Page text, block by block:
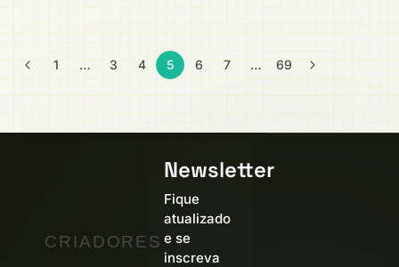
1 … 3 4 5 6 7 … 69
CRIADORES
Newsletter
Fique
atualizado
e se
inscreva